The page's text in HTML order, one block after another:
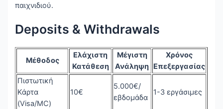
παιχνιδιού.
Deposits & Withdrawals
Μέθοδος
Ελάχιστη
Κατάθεση
Μέγιστη
Ανάληψη
Χρόνος
Επεξεργασίας
Πιστωτική
Κάρτα
(Visa/MC)
10€
5.000€/
εβδομάδα
1-3 εργάσιμες